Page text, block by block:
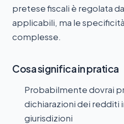
pretese fiscali è regolata
applicabili, ma le
complesse.
Cosa significa in pratica
Probabilmente dovrai
dichiarazioni dei redditi
giurisdizioni